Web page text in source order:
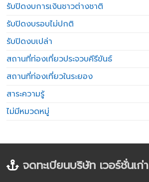
รับปิดงบการเงินชาวต่างชาติ
รับปิดงบรอบไม่ปกติ
รับปิดงบเปล่า
สถานที่ท่องเที่ยวประจวบคีรีขันธ์
สถานที่ท่องเที่ยวในระยอง
สาระความรู้
ไม่มีหมวดหมู่
จดทะเบียนบริษัท เวอร์ชั่นเก่า